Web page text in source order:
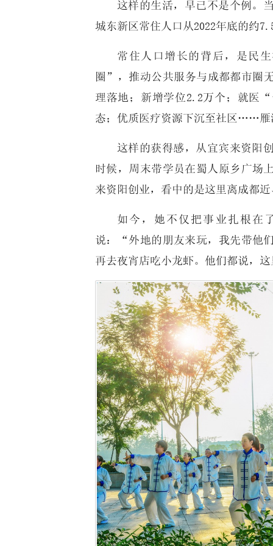
这样的生活，早已不是个例。
城东新区常住人口从2022年底的约
常住人口增长的背后，是民
圈”，推动公共服务与成都都市圈
理落地；新增学位2.2万个；就医
态；优质医疗资源下沉至社区……
这样的获得感，从宜宾来资阳
时候，周末带学员在蜀人原乡广场
来资阳创业，看中的是这里离成都
如今，她不仅把事业扎根在
说：“外地的朋友来玩，我先带他
再去夜宵店吃小龙虾。他们都说，